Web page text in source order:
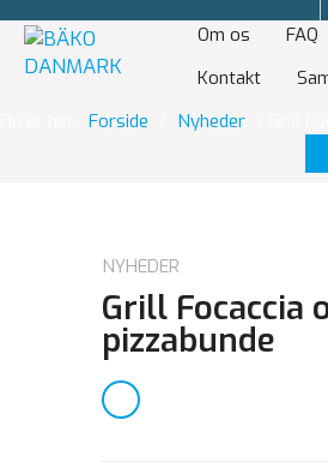
Om os FAQ
Kontakt
Forside Nyheder
NYHEDER
Grill Focaccia
pizzabunde